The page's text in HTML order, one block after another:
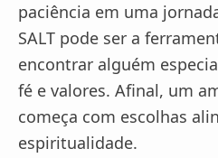
paciência em uma
SALT pode ser a
encontrar alguém
fé e valores. Afinal, um
começa com escolhas
espiritualidade.